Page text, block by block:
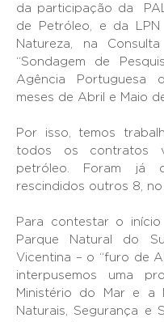
da participação da
de Petróleo, e da
Natureza, na
“Sondagem de
Agência Portuguesa
meses de Abril e Maio
Por isso, temos
todos os contratos
petróleo. Foram já
rescindidos outros 8, no
Para contestar o
Parque Natural do
Vicentina – o “furo de
interpusemos uma
Ministério do Mar e a
Naturais, Segurança e